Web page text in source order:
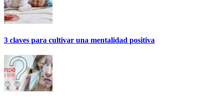
3 claves para cultivar una mentalidad positiva